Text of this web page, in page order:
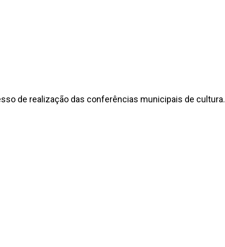
de realização das conferências municipais de cultura.